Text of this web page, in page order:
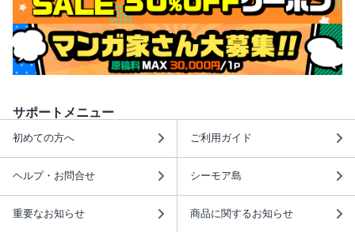
サポートメニュー
初めての方へ ご利用ガイド
ヘルプ・お問合せ シーモア島
重要なお知らせ 商品に関するお知らせ